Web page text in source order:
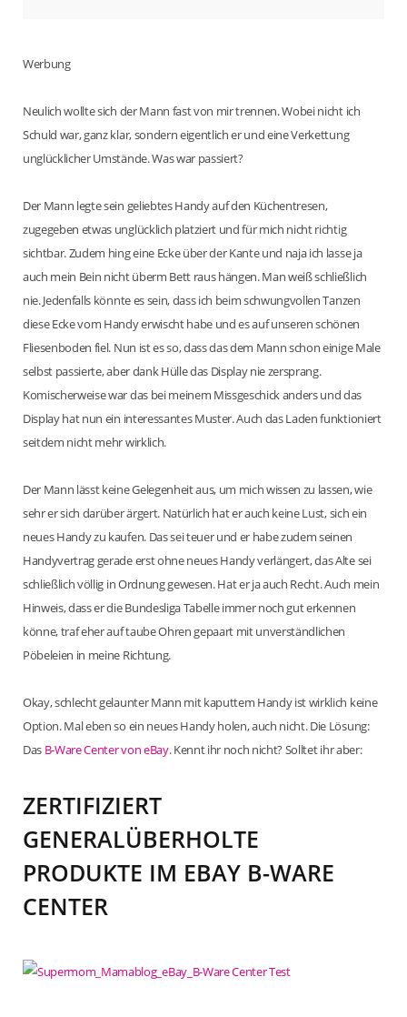
Werbung
Neulich wollte sich der Mann fast von mir trennen. Wobei nicht ich
Schuld war, ganz klar, sondern eigentlich er und eine Verkettung
unglücklicher Umstände. Was war passiert?
Der Mann legte sein geliebtes Handy auf den Küchentresen,
zugegeben etwas unglücklich platziert und für mich nicht richtig
sichtbar. Zudem hing eine Ecke über der Kante und naja ich lasse ja
auch mein Bein nicht überm Bett raus hängen. Man weiß schließlich
nie. Jedenfalls könnte es sein, dass ich beim schwungvollen Tanzen
diese Ecke vom Handy erwischt habe und es auf unseren schönen
Fliesenboden fiel. Nun ist es so, dass das dem Mann schon einige Male
selbst passierte, aber dank Hülle das Display nie zersprang.
Komischerweise war das bei meinem Missgeschick anders und das
Display hat nun ein interessantes Muster. Auch das Laden funktioniert
seitdem nicht mehr wirklich.
Der Mann lässt keine Gelegenheit aus, um mich wissen zu lassen, wie
sehr er sich darüber ärgert. Natürlich hat er auch keine Lust, sich ein
neues Handy zu kaufen. Das sei teuer und er habe zudem seinen
Handyvertrag gerade erst ohne neues Handy verlängert, das Alte sei
schließlich völlig in Ordnung gewesen. Hat er ja auch Recht. Auch mein
Hinweis, dass er die Bundesliga Tabelle immer noch gut erkennen
könne, traf eher auf taube Ohren gepaart mit unverständlichen
Pöbeleien in meine Richtung.
Okay, schlecht gelaunter Mann mit kaputtem Handy ist wirklich keine
Option. Mal eben so ein neues Handy holen, auch nicht. Die Lösung:
Das B-Ware Center von eBay. Kennt ihr noch nicht? Solltet ihr aber:
ZERTIFIZIERT
GENERALÜBERHOLTE
PRODUKTE IM EBAY B-WARE
CENTER